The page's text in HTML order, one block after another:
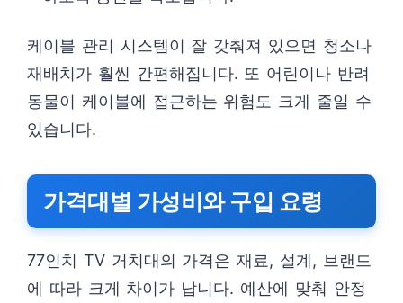
케이블 관리 시스템이 잘 갖춰져 있으면 청소나
재배치가 훨씬 간편해집니다. 또 어린이나 반려
동물이 케이블에 접근하는 위험도 크게 줄일 수
있습니다.
가격대별 가성비와 구입 요령
77인치 TV 거치대의 가격은 재료, 설계, 브랜드
에 따라 크게 차이가 납니다. 예산에 맞춰 안정